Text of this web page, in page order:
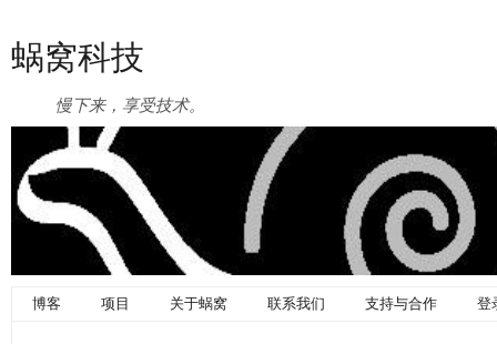
蜗窝科技
慢下来，享受技术。
博客 项目 关于蜗窝 联系我们 支持与合作 登